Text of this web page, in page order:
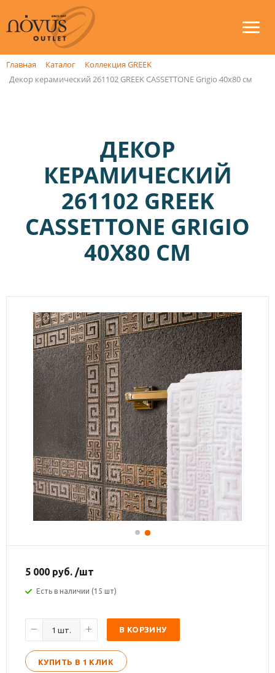
Главная Каталог
Коллекция GREEK
Декор керамический 261102 GREEK CASSETTONE Grigio 40x80 см
ДЕКОР
КЕРАМИЧЕСКИЙ
261102 GREEK
CASSETTONE GRIGIO
40X80 СМ
5 000 руб. /шт
Есть в наличии (15 шт)
В КОРЗИНУ
КУПИТЬ В 1 КЛИК